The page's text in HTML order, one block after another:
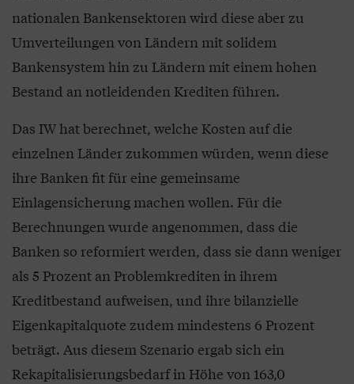
nationalen Bankensektoren wird diese aber zu
Umverteilungen von Ländern mit solidem
Bankensystem hin zu Ländern mit einem hohen
Bestand an notleidenden Krediten führen.
Das IW hat berechnet, welche Kosten auf die
einzelnen Länder zukommen würden, wenn diese
ihre Banken fit für eine gemeinsame
Einlagensicherung machen wollen. Für die
Berechnungen wurde angenommen, dass die
Banken so reformiert werden, dass sie dann weniger
als 5 Prozent an Problemkrediten in ihrem
Kreditbestand aufweisen, und ihre bilanzielle
Eigenkapitalquote zudem mindestens 6 Prozent
beträgt. Aus diesem Szenario ergab sich ein
Rekapitalisierungsbedarf in Höhe von 163,0